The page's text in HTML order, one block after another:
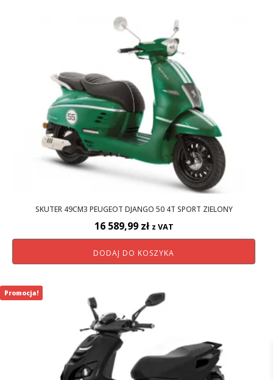
SKUTER 49CM3 PEUGEOT DJANGO 50 4T SPORT ZIELONY
16 589,99 zł z VAT
DODAJ DO KOSZYKA
Promocja!